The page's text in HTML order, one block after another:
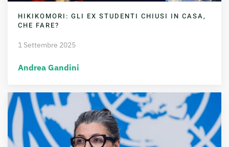
HIKIKOMORI: GLI EX STUDENTI CHIUSI IN CASA,
CHE FARE?
1 Settembre 2025
Andrea Gandini